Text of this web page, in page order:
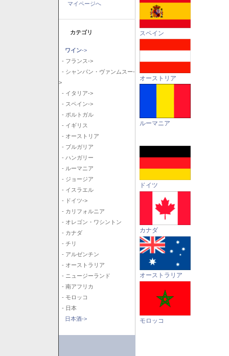
マイページへ
カテゴリ
ワイン->
- フランス->
- シャンパン・ヴァンムスー-
>
- イタリア->
- スペイン->
- ポルトガル
- イギリス
- オーストリア
- ブルガリア
- ハンガリー
- ルーマニア
- ジョージア
- イスラエル
- ドイツ->
- カリフォルニア
- オレゴン・ワシントン
- カナダ
- チリ
- アルゼンチン
- オーストラリア
- ニュージーランド
- 南アフリカ
- モロッコ
- 日本
日本酒->
スペイン
オーストリア
ルーマニア
ドイツ
カナダ
オーストラリア
モロッコ